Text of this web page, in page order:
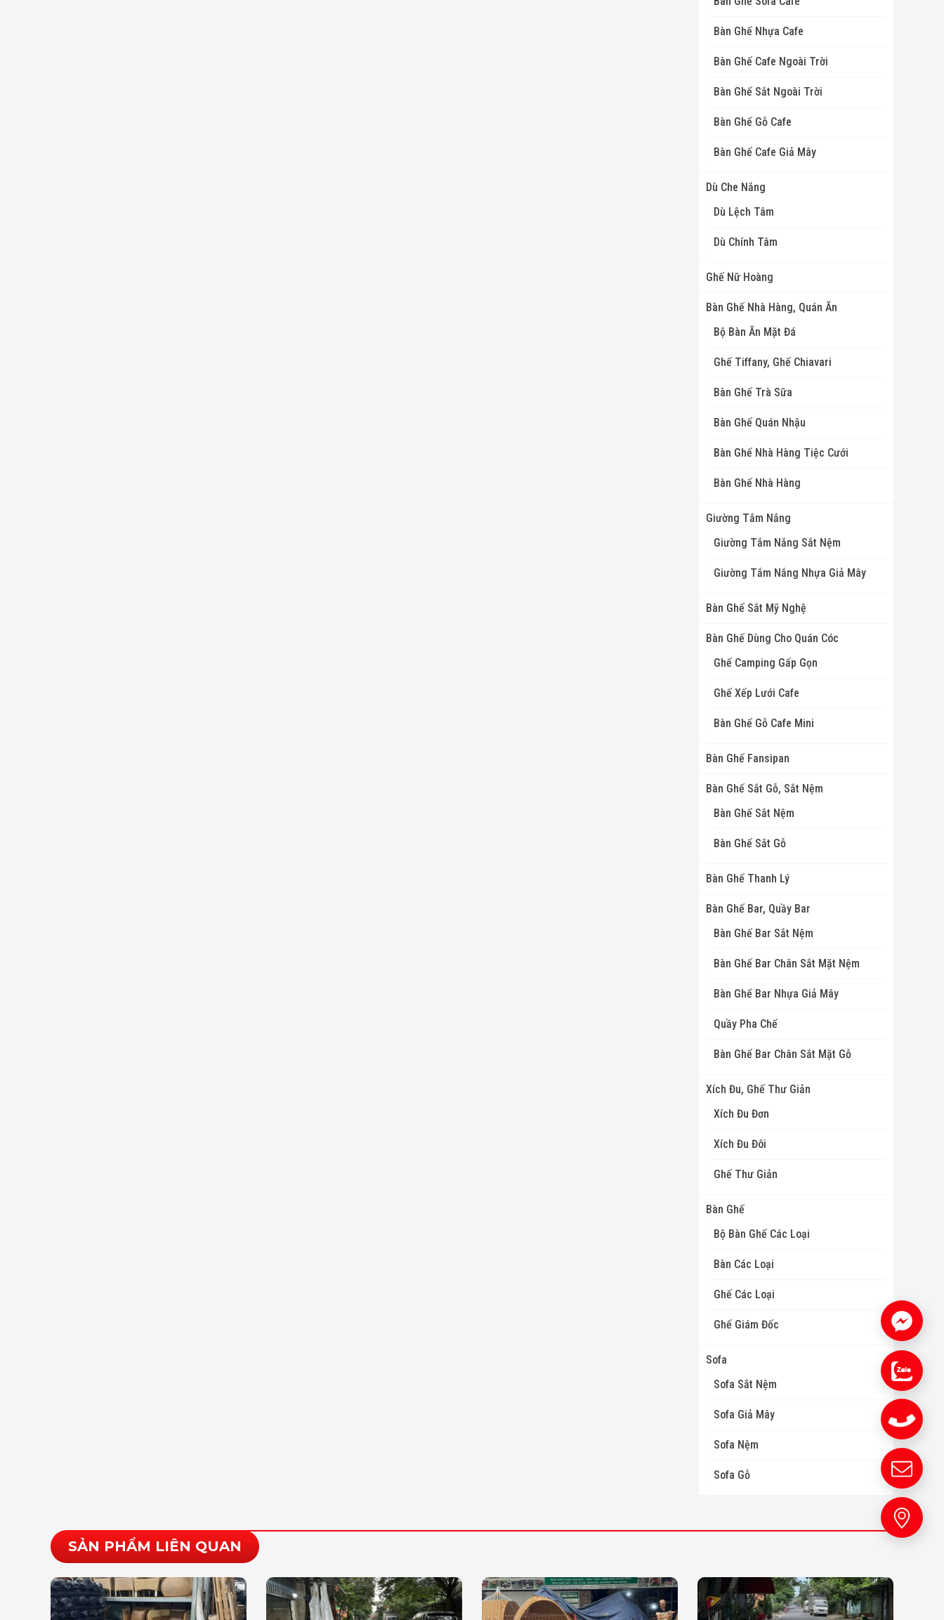
Bàn Ghế Nhựa Cafe
Bàn Ghế Cafe Ngoài Trời
Bàn Ghế Sắt Ngoài Trời
Bàn Ghế Gỗ Cafe
Bàn Ghế Cafe Giả Mây
Dù Che Nắng
Dù Lệch Tâm
Dù Chính Tâm
Ghế Nữ Hoàng
Bàn Ghế Nhà Hàng, Quán Ăn
Bộ Bàn Ăn Mặt Đá
Ghế Tiffany, Ghế Chiavari
Bàn Ghế Trà Sữa
Bàn Ghế Quán Nhậu
Bàn Ghế Nhà Hàng Tiệc Cưới
Bàn Ghế Nhà Hàng
Giường Tắm Nắng
Giường Tắm Nắng Sắt Nệm
Giường Tắm Nắng Nhựa Giả Mây
Bàn Ghế Sắt Mỹ Nghệ
Bàn Ghế Dùng Cho Quán Cóc
Ghế Camping Gấp Gọn
Ghế Xếp Lưới Cafe
Bàn Ghế Gỗ Cafe Mini
Bàn Ghế Fansipan
Bàn Ghế Sắt Gỗ, Sắt Nệm
Bàn Ghế Sắt Nệm
Bàn Ghế Sắt Gỗ
Bàn Ghế Thanh Lý
Bàn Ghế Bar, Quầy Bar
Bàn Ghế Bar Sắt Nệm
Bàn Ghế Bar Chân Sắt Mặt Nệm
Bàn Ghế Bar Nhựa Giả Mây
Quầy Pha Chế
Bàn Ghế Bar Chân Sắt Mặt Gỗ
Xích Đu, Ghế Thư Giản
Xích Đu Đơn
Xích Đu Đôi
Ghế Thư Giản
Bàn Ghế
Bộ Bàn Ghế Các Loại
Bàn Các Loại
Ghế Các Loại
Ghế Giám Đốc
Sofa
Sofa Sắt Nệm
Sofa Giả Mây
Sofa Nệm
Sofa Gỗ
SẢN PHẨM LIÊN QUAN